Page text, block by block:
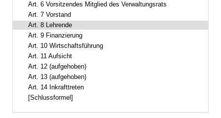
Art. 6 Vorsitzendes Mitglied des Verwaltungsrats
Art. 7 Vorstand
Art. 8 Lehrende
Art. 9 Finanzierung
Art. 10 Wirtschaftsführung
Art. 11 Aufsicht
Art. 12 (aufgehoben)
Art. 13 (aufgehoben)
Art. 14 Inkrafttreten
[Schlussformel]